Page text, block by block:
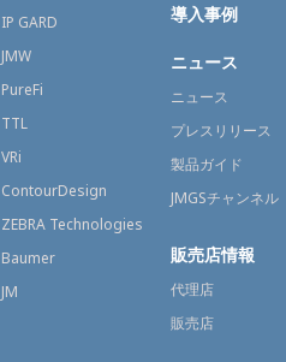
IP GARD
JMW
PureFi
TTL
VRi
ContourDesign
ZEBRA Technologies
Baumer
JM
導入事例
ニュース
ニュース
プレスリリース
製品ガイド
JMGSチャンネル
販売店情報
代理店
販売店